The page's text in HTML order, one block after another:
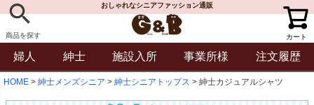
商品を探す
おしゃれなシニアファッション通販
カート
婦人 紳士 施設入所 事業所様 注文履歴
HOME 紳士メンズシニア 紳士シニアトップス 紳士カジュアルシャツ